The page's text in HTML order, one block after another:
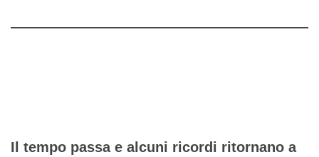
Il tempo passa e alcuni ricordi ritornano a